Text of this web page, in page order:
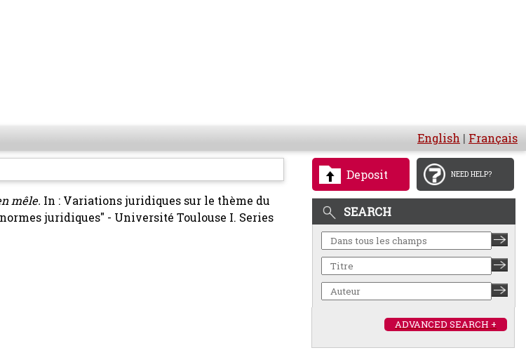
English | Français
Deposit NEED HELP?
SEARCH
ADVANCED SEARCH +
mêle. In : Variations juridiques sur le thème du
juridiques" - Université Toulouse I. Series